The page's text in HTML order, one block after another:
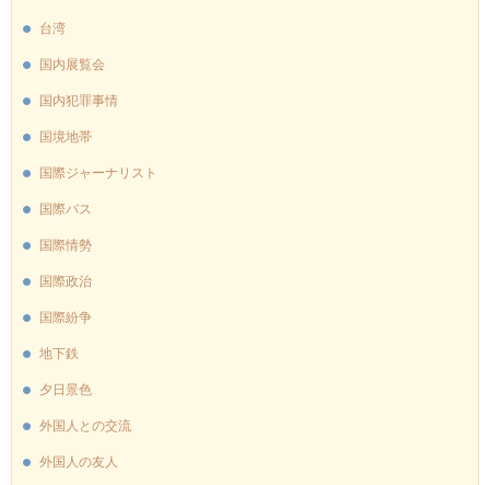
台湾
国内展覧会
国内犯罪事情
国境地帯
国際ジャーナリスト
国際バス
国際情勢
国際政治
国際紛争
地下鉄
夕日景色
外国人との交流
外国人の友人